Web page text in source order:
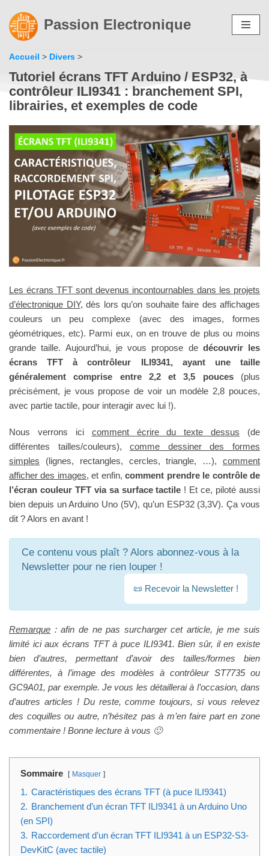
Aller
contenu
Passion Electronique
Accueil > Divers >
Tutoriel écrans TFT Arduino / ESP32, à
contrôleur ILI9341 : branchement SPI,
librairies, et exemples de code
Les écrans TFT sont devenus incontournables dans les projets
d’électronique DIY, dès lors qu’on souhaite faire des affichages
couleurs un peu complexe (avec des images, formes
géométriques, etc). Parmi eux, on en trouve de plus ou moins
grande taille. Aujourd’hui, je vous propose de découvrir les
écrans TFT à contrôleur ILI9341, ayant une taille
généralement comprise entre 2,2 et 3,5 pouces(plus
précisément, je vous propose de voir un modèle 2,8 pouces,
avec partie tactile, pour interagir avec lui !).
Nous verrons ici comment écrire du texte dessus (de
différentes tailles/couleurs),comme dessiner des formes
simples (lignes, rectangles, cercles, triangle, …), comment
afficher des images, et enfin,comment prendre le contrôle de
l’écran couleur TFT via sa surface tactile ! Et ce, piloté aussi
bien depuis un Arduino Uno (5V), qu’un ESP32 (3,3V). Ça vous
dit ? Alors en avant !
Ce contenu vous plaît ? Alors abonnez-vous à la
Newsletter pour ne rien louper !
📜 Recevoir la Newsletter !
Remarque : afin de ne pas surcharger cet article, je me suis
limité ici aux écrans TFT à puce ILI9341. Bien sûr, il en existe
bien d’autres, permettant d’avoir des tailles/formes bien
différentes, à l’image des modèles à contrôleur ST7735 ou
GC9A01, par exemple. Je vous les détaillerai à l’occasion, dans
d’autres articles ! Du reste, comme toujours, si vous relevez
des coquilles ou autre, n’hésitez pas à m’en faire part en zone
commentaire ! Bonne lecture à vous 🙂
Sommaire Masquer
1. Caractéristiques des écrans TFT (à puce ILI9341)
2. Branchement d’un écran TFT ILI9341 à un Arduino Uno
(en SPI)
3. Raccordement d’un écran TFT ILI9341 à un ESP32-S3-
DevKitC (avec tactile)